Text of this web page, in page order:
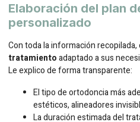
Elaboración del plan
personalizado
Con toda la información recopilada,
tratamientoadaptado a sus
Le explico de forma transparente:
El tipo de ortodoncia más
estéticos, alineadores
La duración estimada del